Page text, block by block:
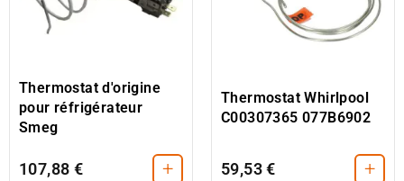
Thermostat d'origine
pour réfrigérateur
Smeg
107,88 € +
Thermostat Whirlpool
C00307365 077B6902
59,53 € +